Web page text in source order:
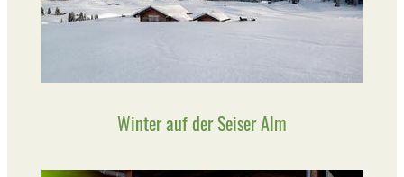
Winter auf der Seiser Alm